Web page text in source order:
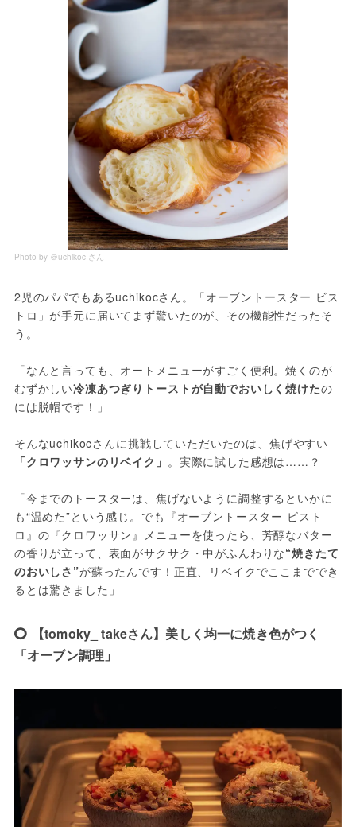
Photo by ＠uchikoc さん
2児のパパでもあるuchikocさん。「オーブントースター ビス
トロ」が手元に届いてまず驚いたのが、その機能性だったそ
う。
「なんと言っても、オートメニューがすごく便利。焼くのが
むずかしい冷凍あつぎりトーストが自動でおいしく焼けたの
には脱帽です！」
そんなuchikocさんに挑戦していただいたのは、焦げやすい
「クロワッサンのリベイク」 。実際に試した感想は……？
「今までのトースターは、焦げないように調整するといかに
も“温めた”という感じ。でも『オーブントースター ビスト
ロ』の『クロワッサン』メニューを使ったら、芳醇なバター
の香りが立って、表面がサクサク・中がふんわりな“焼きたて
のおいしさ”が蘇ったんです！正直、リベイクでここまででき
るとは驚きました」
【tomoky_ takeさん】美しく均一に焼き色がつく
「オーブン調理」